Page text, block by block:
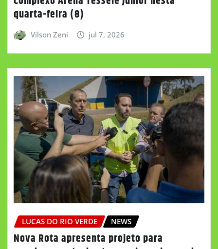
quarta-feira (8)
Vilson Zeni jul 7, 2026
LUCAS DO RIO VERDE NEWS
Nova Rota apresenta projeto para